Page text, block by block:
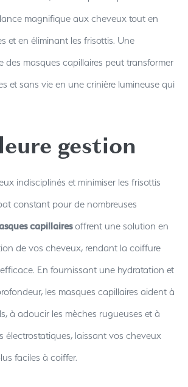
magnifique aux cheveux tout en
et en éliminant les frisottis. Une
des masques capillaires peut transformer
et sans vie en une crinière lumineuse qui
gestion
indisciplinés et minimiser les frisottis
constant pour de nombreuses
capillairesoffrent une solution en
de vos cheveux, rendant la coiffure
En fournissant une hydratation et
les masques capillaires aident à
à adoucir les mèches rugueuses et à
électrostatiques, laissant vos cheveux
faciles à coiffer.